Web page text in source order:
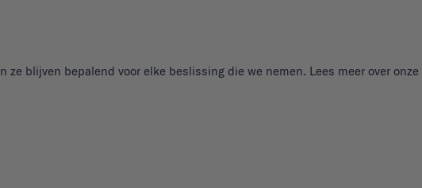
blijven bepalend voor elke beslissing die we nemen. Lees meer over onze